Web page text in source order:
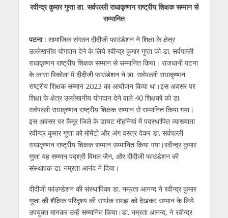
at
A
p
p
e
b
o
o
k
itt
er
e
gr
a
m
ss
e
n
g
er
k
e
dI
n
ai ar
रवीन्द्र कुमार गुप्ता डा. सर्वपल्ली राधाकृष्णन राष्ट्रीय शिक्षक सम्मान से
सम्मानित
पटना : सामाजिक संगठन दीदीजी फाउंडेशन ने शिक्षा के क्षेत्र
उल्लेखनीय योगदान देने के लिये रवीन्द्र कुमार गुप्ता को डा. सर्वपल्ली
राधाकृष्णन राष्ट्रीय शिक्षक सम्मान से सम्मानित किया। राजधानी पटना
के कासा पिकोला में दीदीजी फाउंडेशन ने डा. सर्वपल्ली राधाकृष्णन
राष्ट्रीय शिक्षक सम्मान 2023 का आयोजन किया था।इस अवसर पर
शिक्षा के क्षेत्र उल्लेखनीय योगदान देने वाले 40 शिक्षकों को डा.
सर्वपल्ली राधाकृष्णन राष्ट्रीय शिक्षक सम्मान से सम्मानित किया गया।
इस अवसर पर कैमूर जिले के डायट मोहनियां में पदस्थापित व्याख्याता
रवीन्द्र कुमार गुप्ता को मोमेंटो और अंग वस्त्र देकर डा. सर्वपल्ली
राधाकृष्णन राष्ट्रीय शिक्षक सम्मान सम्मानित किया गया।रवीन्द्र कुमार
गुप्ता यह सम्मान पद्श्री विमल जैन, और दीदीजी फाउंडेशन की
संस्थापक डा. नम्रता आनंद ने दिया।
दीदीजी फांउन्डेशन की संस्थापिका डा. नम्रता आनन्द ने रवीन्द्र कुमार
गुप्ता की शैक्षिक परिदृश्य की सार्थक समझ को देखकर सम्मान के लिये
उपयुक्त मानकर उन्हें सम्मानित किया।डा. नम्रता आनन्द, ने रवीन्द्र